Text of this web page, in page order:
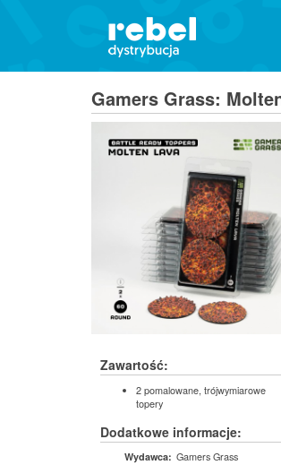
Gamers Grass:
Zawartość:
2 pomalowane, trójwymiarowe
topery
Dodatkowe informacje:
Wydawca: Gamers Grass